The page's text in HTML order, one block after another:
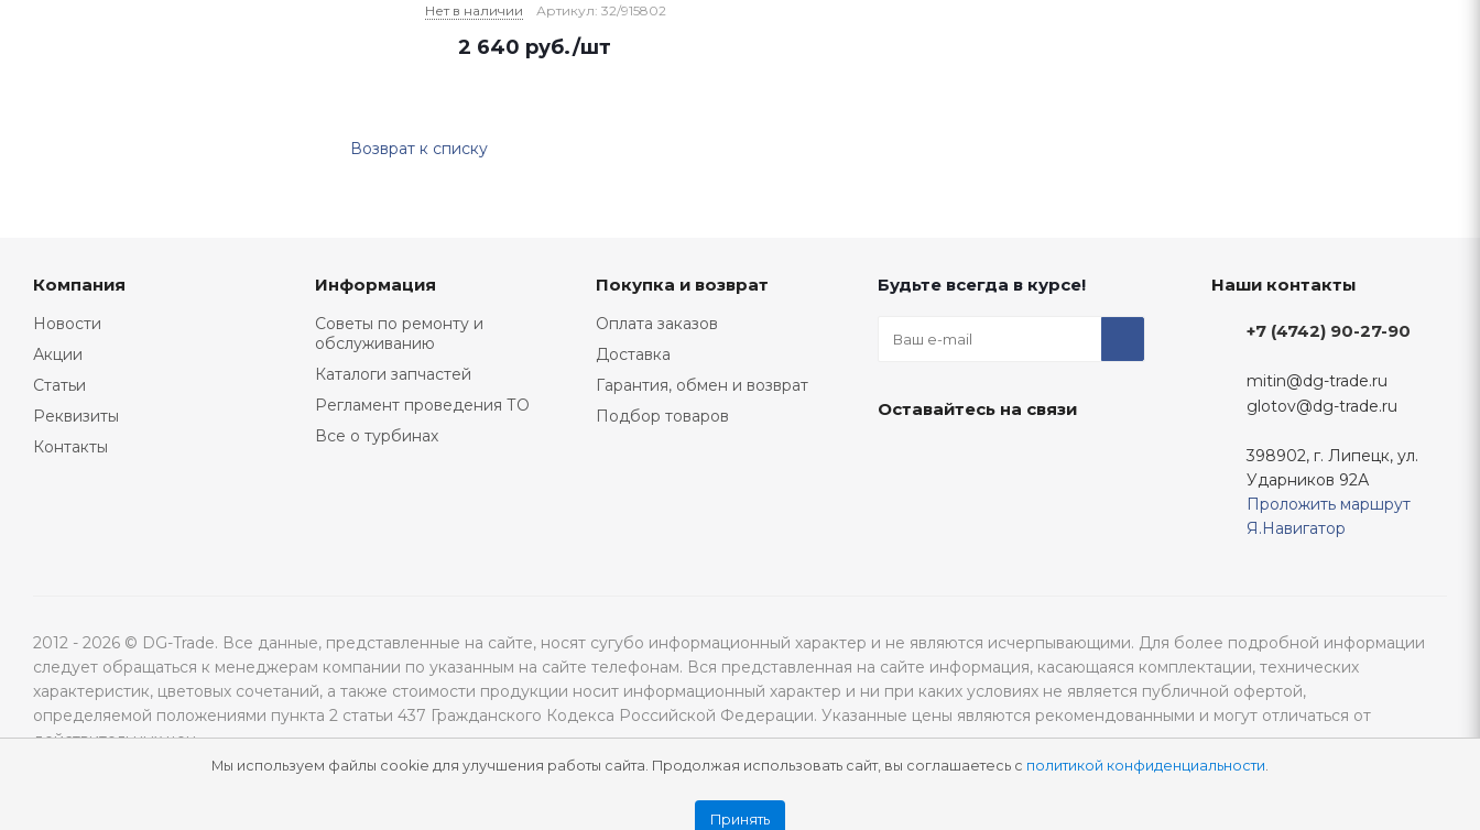
Мы используем файлы cookie для улучшения работы сайта. Продолжая использовать сайт, вы соглашаетесь с политикой конфиденциальности.
Принять
Нет в наличии Артикул: 32/915802
2 640 руб./шт
Возврат к списку
Компания
Новости
Акции
Статьи
Реквизиты
Контакты
Информация
Советы по ремонту и
обслуживанию
Каталоги запчастей
Регламент проведения ТО
Все о турбинах
Покупка и возврат
Оплата заказов
Доставка
Гарантия, обмен и возврат
Подбор товаров
Будьте всегда в курсе!
Оставайтесь на связи
Наши контакты
+7 (4742) 90-27-90
mitin@dg-trade.ru
glotov@dg-trade.ru
398902, г. Липецк, ул.
Ударников 92А
Проложить маршрут
Я.Навигатор
2012 - 2026 © DG-Trade. Все данные, представленные на сайте, носят сугубо информационный характер и не являются исчерпывающими. Для более подробной информации
следует обращаться к менеджерам компании по указанным на сайте телефонам. Вся представленная на сайте информация, касающаяся комплектации, технических
характеристик, цветовых сочетаний, а также стоимости продукции носит информационный характер и ни при каких условиях не является публичной офертой,
определяемой положениями пункта 2 статьи 437 Гражданского Кодекса Российской Федерации. Указанные цены являются рекомендованными и могут отличаться от
действительных цен.